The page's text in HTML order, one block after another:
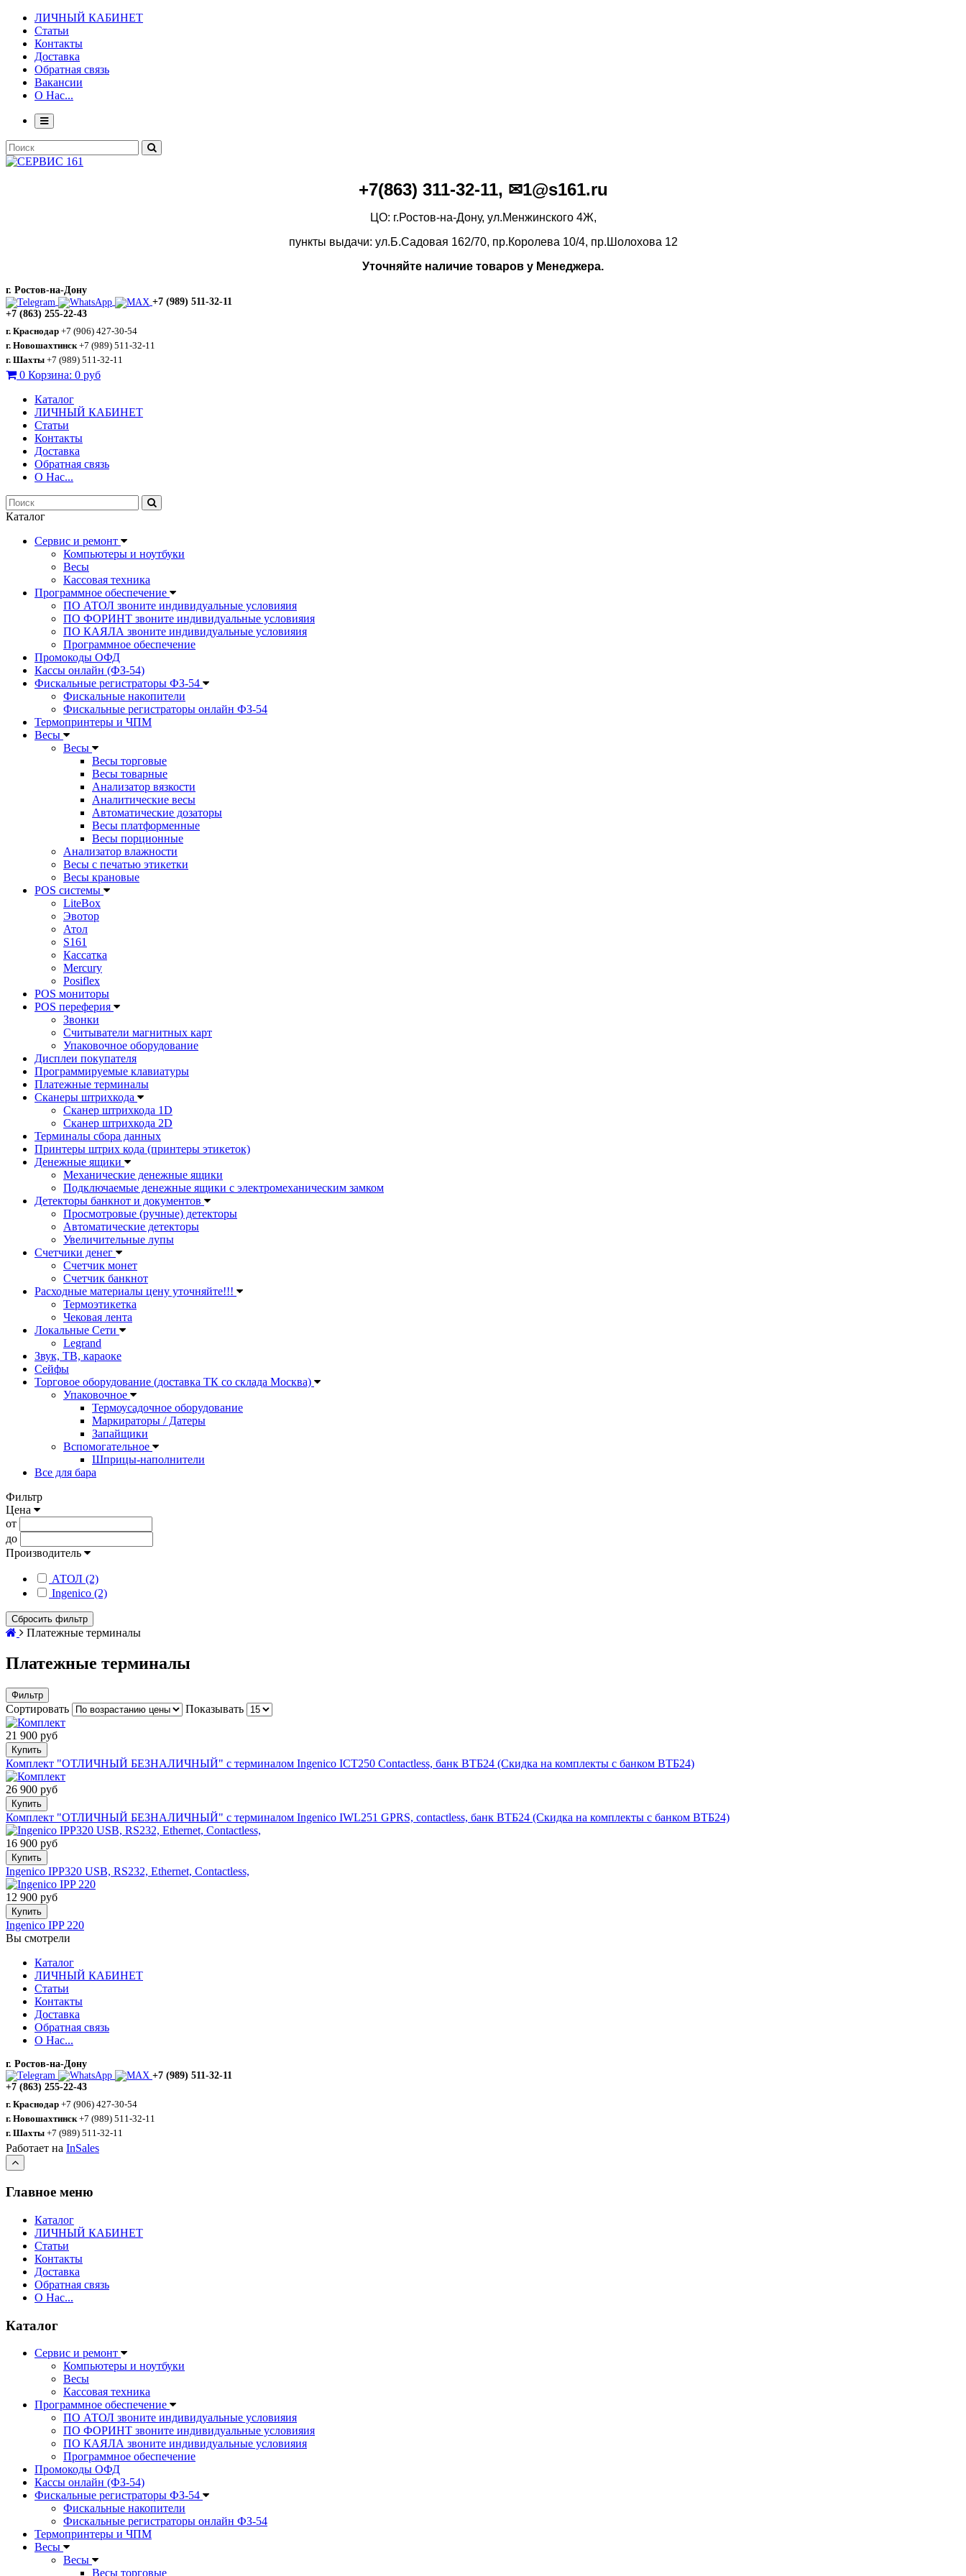
ЛИЧНЫЙ КАБИНЕТ
Статьи
Контакты
Доставка
Обратная связь
Вакансии
О Нас...
+7(863) 311-32-11, ✉1@s161.ru
ЦО: г.Ростов-на-Дону, ул.Менжинского 4Ж,
пункты выдачи: ул.Б.Садовая 162/70, пр.Королева 10/4, пр.Шолохова 12
Уточняйте наличие товаров у Менеджера.
г. Ростов-на-Дону
+7 (989) 511-32-11
+7 (863) 255-22-43
г. Краснодар +7 (906) 427-30-54
г. Новошахтинск +7 (989) 511-32-11
г. Шахты +7 (989) 511-32-11
0 Корзина: 0 руб
Каталог
ЛИЧНЫЙ КАБИНЕТ
Статьи
Контакты
Доставка
Обратная связь
О Нас...
Каталог
Сервис и ремонт
Компьютеры и ноутбуки
Весы
Кассовая техника
Программное обеспечение
ПО АТОЛ звоните индивидуальные условияия
ПО ФОРИНТ звоните индивидуальные условияия
ПО КАЯЛА звоните индивидуальные условияия
Программное обеспечение
Промокоды ОФД
Кассы онлайн (ФЗ-54)
Фискальные регистраторы ФЗ-54
Фискальные накопители
Фискальные регистраторы онлайн ФЗ-54
Термопринтеры и ЧПМ
Весы
Весы
Весы торговые
Весы товарные
Анализатор вязкости
Аналитические весы
Автоматические дозаторы
Весы платформенные
Весы порционные
Анализатор влажности
Весы с печатью этикетки
Весы крановые
POS системы
LiteBox
Эвотор
Атол
S161
Кассатка
Mercury
Posiflex
POS мониторы
POS переферия
Звонки
Считыватели магнитных карт
Упаковочное оборудование
Дисплеи покупателя
Программируемые клавиатуры
Платежные терминалы
Сканеры штрихкода
Сканер штрихкода 1D
Сканер штрихкода 2D
Терминалы сбора данных
Принтеры штрих кода (принтеры этикеток)
Денежные ящики
Механические денежные ящики
Подключаемые денежные ящики с электромеханическим замком
Детекторы банкнот и документов
Просмотровые (ручные) детекторы
Автоматические детекторы
Увеличительные лупы
Счетчики денег
Счетчик монет
Счетчик банкнот
Расходные материалы цену уточняйте!!!
Термоэтикетка
Чековая лента
Локальные Сети
Legrand
Звук, ТВ, караоке
Сейфы
Торговое оборудование (доставка ТК со склада Москва)
Упаковочное
Термоусадочное оборудование
Маркираторы / Датеры
Запайщики
Вспомогательное
Шприцы-наполнители
Все для бара
Фильтр
Цена
от
до
Производитель
АТОЛ (2)
Ingenico (2)
Сбросить фильтр
Платежные терминалы
Платежные терминалы
Фильтр
Сортировать Показывать
21 900 руб
Купить
Комплект "ОТЛИЧНЫЙ БЕЗНАЛИЧНЫЙ" с терминалом Ingenico ICT250 Contactless, банк ВТБ24 (Скидка на комплекты с банком ВТБ24)
26 900 руб
Купить
Комплект "ОТЛИЧНЫЙ БЕЗНАЛИЧНЫЙ" с терминалом Ingenico IWL251 GPRS, contactless, банк ВТБ24 (Скидка на комплекты с банком ВТБ24)
16 900 руб
Купить
Ingenico IPP320 USB, RS232, Ethernet, Contactless,
12 900 руб
Купить
Ingenico IPP 220
Вы смотрели
Каталог
ЛИЧНЫЙ КАБИНЕТ
Статьи
Контакты
Доставка
Обратная связь
О Нас...
г. Ростов-на-Дону
+7 (989) 511-32-11
+7 (863) 255-22-43
г. Краснодар +7 (906) 427-30-54
г. Новошахтинск +7 (989) 511-32-11
г. Шахты +7 (989) 511-32-11
Работает на InSales
Главное меню
Каталог
ЛИЧНЫЙ КАБИНЕТ
Статьи
Контакты
Доставка
Обратная связь
О Нас...
Каталог
Сервис и ремонт
Компьютеры и ноутбуки
Весы
Кассовая техника
Программное обеспечение
ПО АТОЛ звоните индивидуальные условияия
ПО ФОРИНТ звоните индивидуальные условияия
ПО КАЯЛА звоните индивидуальные условияия
Программное обеспечение
Промокоды ОФД
Кассы онлайн (ФЗ-54)
Фискальные регистраторы ФЗ-54
Фискальные накопители
Фискальные регистраторы онлайн ФЗ-54
Термопринтеры и ЧПМ
Весы
Весы
Весы торговые